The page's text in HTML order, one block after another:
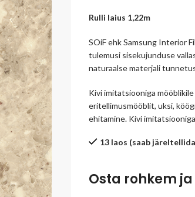
Rulli laius 1,22m
SOiF ehk Samsung Interior
tulemusi sisekujunduse
naturaalse materjali
Kivi imitatsiooniga
eritellimusmööblit, uksi,
ehitamine. Kivi
13 laos (saab
Osta rohkem